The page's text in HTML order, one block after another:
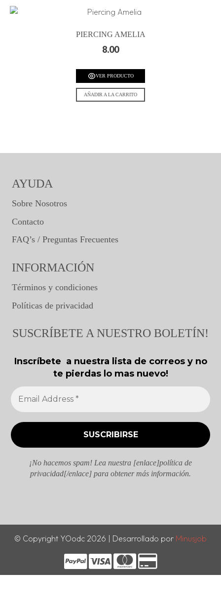
PIERCING AMELIA
8.00
VER PRODUCTO
AÑADIR A LA CARRITO
AYUDA
Sobre Nosotros
Contacto
FAQ’s / Preguntas Frecuentes
INFORMACIÓN
Términos y condiciones
Políticas de privacidad
SUSCRÍBETE A NUESTRO BOLETÍN!
Inscríbete a nuestra lista de correos y no
te pierdas lo mas nuevo!
¡No hacemos spam! Lea nuestra [enlace]política de
privacidad[/enlace] para obtener más información.
© Copyright YOodc 2026 | Desarrollado por Minusjob